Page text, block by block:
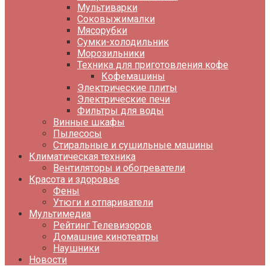
Мультиварки
Соковыжималки
Мясорубки
Сумки-холодильник
Морозильники
Техника для приготовления кофе
Кофемашины
Электрические плиты
Электрические печи
Фильтры для воды
Винные шкафы
Пылесосы
Стиральные и сушильные машины
Климатическая техника
Вентиляторы и обогреватели
Красота и здоровье
Фены
Утюги и отпариватели
Мультимедиа
Рейтинг Телевизоров
Домашние кинотеатры
Наушники
Новости